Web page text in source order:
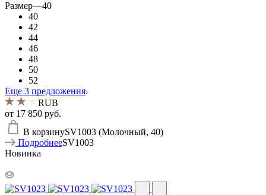
Размер—40
40
42
44
46
48
50
52
Еще 3 предложения
RUB
от 17 850 руб.
В корзинуSV1003 (Молочный, 40)
ПодробнееSV1003
Новинка